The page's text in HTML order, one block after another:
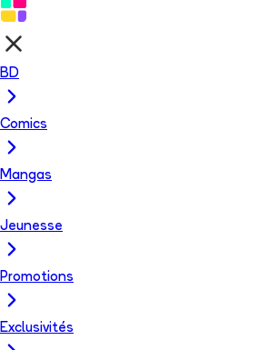
BD
Comics
Mangas
Jeunesse
Promotions
Exclusivités